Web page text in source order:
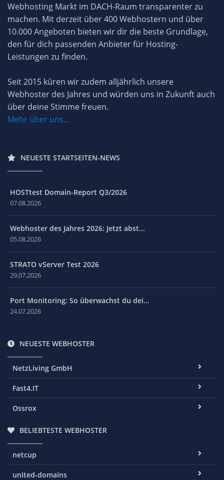
Webhosting Markt im DACH-Raum transparenter zu
machen. Mit derzeit über 400 Webhostern und über
10.000 Angeboten bieten wir dir die beste Grundlage,
den für dich passenden Anbieter für Hosting-
Leistungen zu finden.
Seit 2015 küren wir zudem alljährlich unsere
Webhoster des Jahres und würden uns in Zukunft auch
über deine Stimme freuen.
Mehr über uns...
NEUESTE STARTSEITEN-NEWS
HOSTtest Domain-Report Q3/2026
07.08.2026
Webhoster des Jahres 2026: Jetzt abst...
05.08.2026
STRATO vServer Test 2026
29.07.2026
Port Monitoring: So überwachst du dei...
24.07.2026
NEUESTE WEBHOSTER
NetzLiving GmbH
Fast4.IT
Ossrox
BELIEBTESTE WEBHOSTER
netcup
united-domains